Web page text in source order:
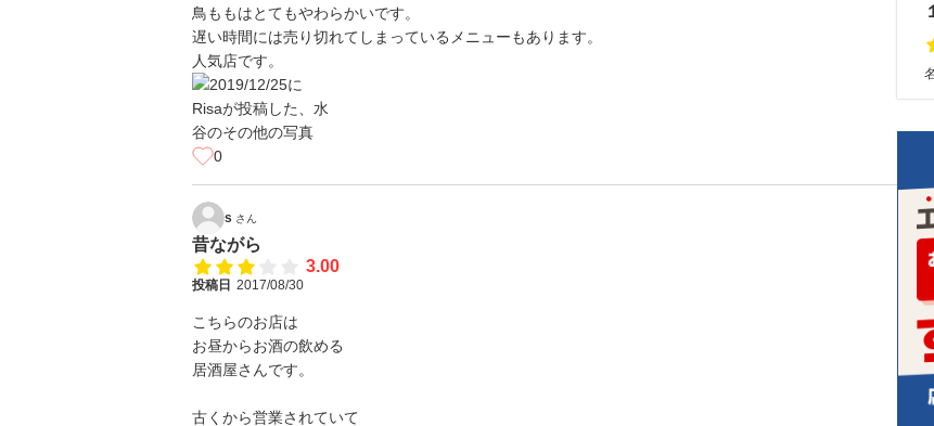
鳥ももはとてもやわらかいです。
遅い時間には売り切れてしまっているメニューもあります。
人気店です。
0
s さん
昔ながら
3.00
投稿日 2017/08/30
こちらのお店は
お昼からお酒の飲める
居酒屋さんです。
古くから営業されていて